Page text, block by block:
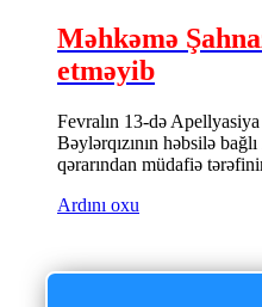
Məhkəmə
etməyib
Fevralın 13-də
Bəylərqızının həbsilə
qərarından müdafiə
Ardını oxu